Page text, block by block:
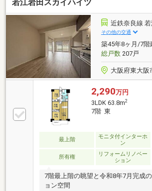
若江岩田スカイハイツ
近鉄奈良線
その他の交通
築45年8ヶ月/7階
総戸数207戸
大阪府東大阪
2,290万円
3LDK 63.8m2
7階 東
最上階
モニタ付インターホ
ン
所有権
リフォームリノベー
ション
7階最上階の眺望と令和8年7月完成
ョン空間